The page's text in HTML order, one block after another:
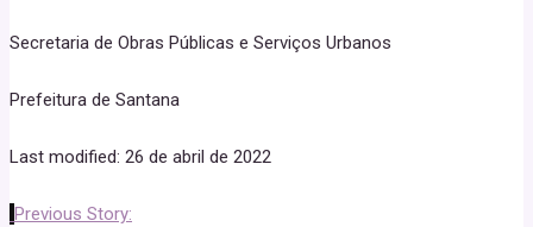
Secretaria de Obras Públicas e Serviços Urbanos
Prefeitura de Santana
Last modified: 26 de abril de 2022
Previous Story: